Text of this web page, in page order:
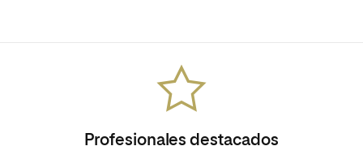
Profesionales destacados